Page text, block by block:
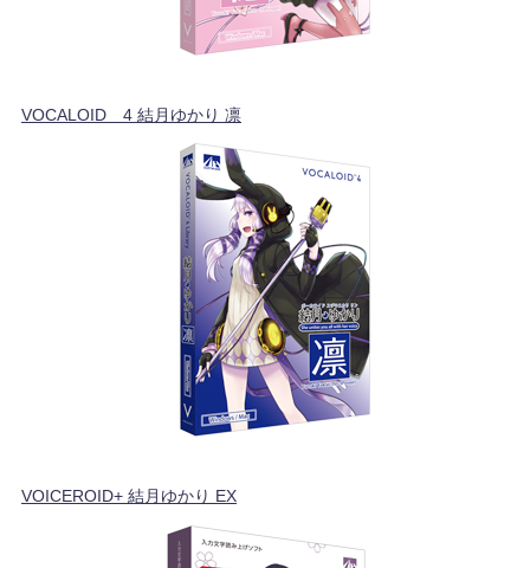
VOCALOID™4 結月ゆかり 凛
VOICEROID+ 結月ゆかり EX